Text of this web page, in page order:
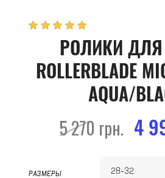
РОЛИКИ ДЛЯ
ROLLERBLADE
AQUA/
5 270 грн. 4
РАЗМЕРЫ